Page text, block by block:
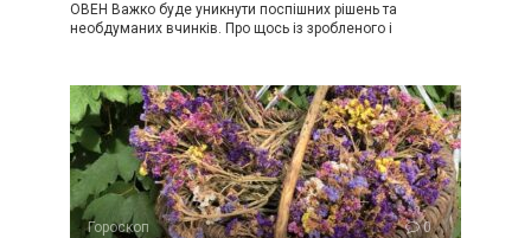
ОВЕН Важко буде уникнути поспішних рішень та
необдуманих вчинків. Про щось із зробленого і
Гороскоп 0